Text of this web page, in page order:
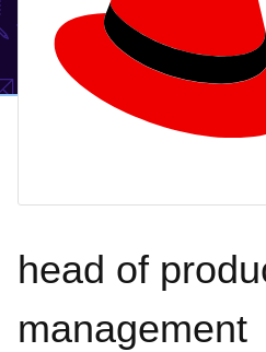
head of
management